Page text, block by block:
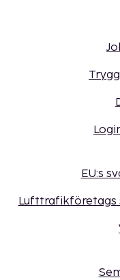
EU:s
Lufttrafikföretags